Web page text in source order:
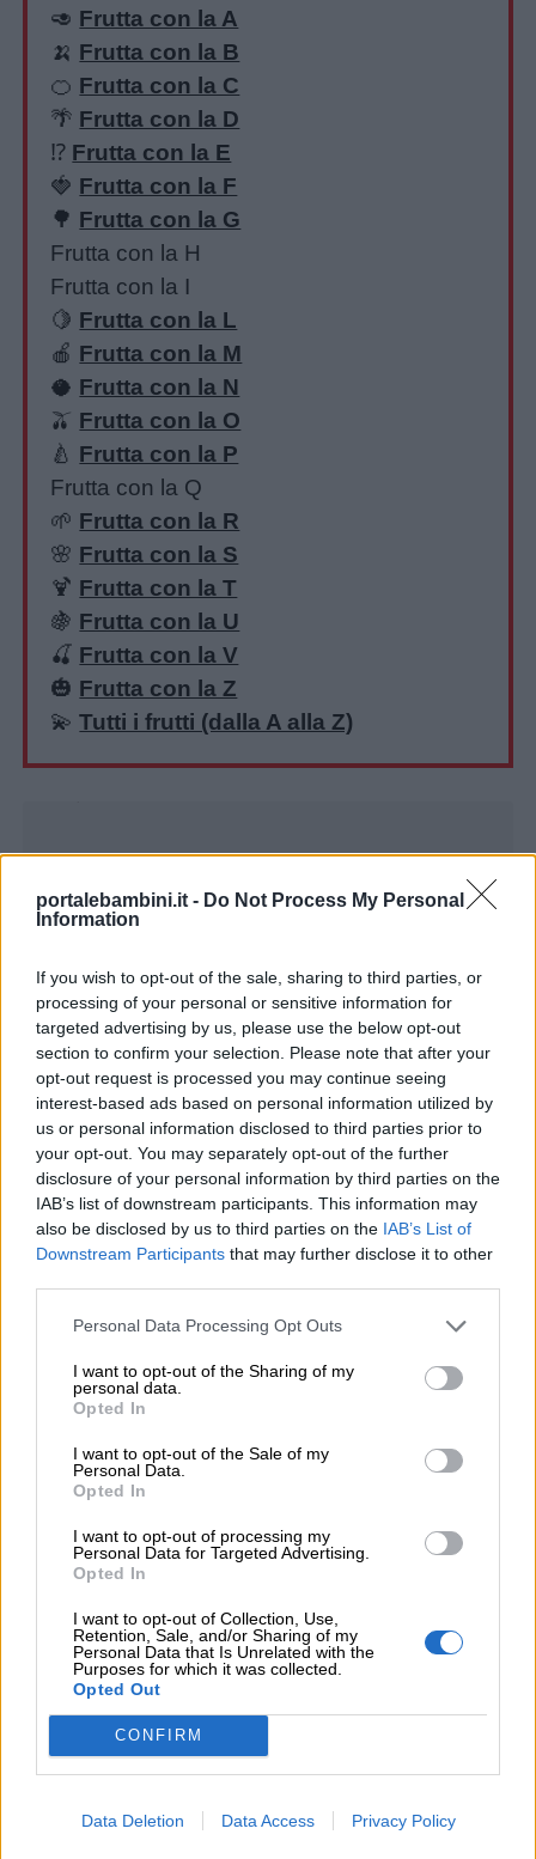
portalebambini.it - Do Not Process My Personal
Information
If you wish to opt-out of the sale, sharing to third parties, or
processing of your personal or sensitive information for
targeted advertising by us, please use the below opt-out
section to confirm your selection. Please note that after your
opt-out request is processed you may continue seeing
interest-based ads based on personal information utilized by
us or personal information disclosed to third parties prior to
your opt-out. You may separately opt-out of the further
disclosure of your personal information by third parties on the
IAB’s list of downstream participants. This information may
also be disclosed by us to third parties on the IAB’s List of
Downstream Participants that may further disclose it to other
Personal Data Processing Opt Outs
I want to opt-out of the Sharing of my
personal data.
Opted In
I want to opt-out of the Sale of my
Personal Data.
Opted In
I want to opt-out of processing my
Personal Data for Targeted Advertising.
Opted In
I want to opt-out of Collection, Use,
Retention, Sale, and/or Sharing of my
Personal Data that Is Unrelated with the
Purposes for which it was collected.
Opted Out
CONFIRM
Data Deletion Data Access Privacy Policy
Menu
Schede
didattiche
Disegni
da
colorare
Storie
per
bambini
giornate
Filastrocche
Giochi
Nomi
femminili
Frasi
e
aforismi
Buongiorno
Buonanotte
Auguri
Barzellette
Educazione
positiva
🥑 Frutta con la A
🍌 Frutta con la B
🍊 Frutta con la C
🌴 Frutta con la D
⁉️ Frutta con la E
🍓 Frutta con la F
🌳 Frutta con la G
Frutta con la H
Frutta con la I
🍋 Frutta con la L
🍎 Frutta con la M
🥥 Frutta con la N
🫒 Frutta con la O
🍐 Frutta con la P
Frutta con la Q
🌱 Frutta con la R
🌸 Frutta con la S
🍹 Frutta con la T
🍇 Frutta con la U
🍒 Frutta con la V
🎃 Frutta con la Z
💫Tutti i frutti (dalla A alla Z)
Altre voci del dizionario con la lettera T:
💪Aggettivi con la T
🐂Animali con la T
🌃 Città con la T
🥁Cose con la T
🍹 Frutta con la T
🪓Mestieri con la T